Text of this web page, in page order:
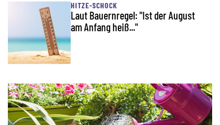
HITZE-SCHOCK
Laut Bauernregel: "Ist der August
am Anfang heiß..."